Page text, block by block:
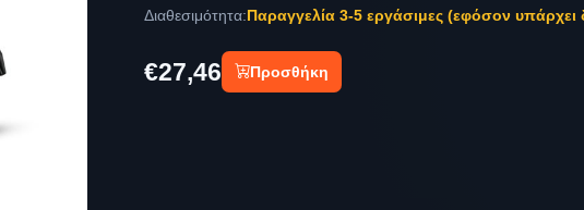
Διαθεσιμότητα:Παραγγελία 3-5 εργάσιμες (εφόσον υπάρχει
€27,46 Προσθήκη